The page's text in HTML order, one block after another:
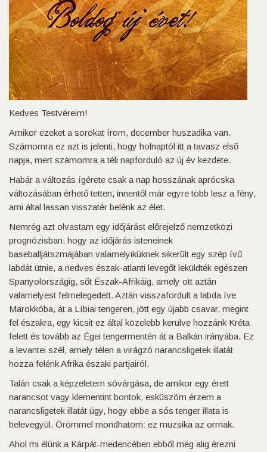
Kedves Testvéreim!
Amikor ezeket a sorokat írom, december huszadika van.
Számomra ez azt is jelenti, hogy holnaptól itt a tavasz első
napja, mert számomra a téli napforduló az új év kezdete.
Habár a változás ígérete csak a nap hosszának aprócska
változásában érhető tetten, innentől már egyre több lesz a fény,
ami által lassan visszatér belénk az élet.
Nemrég azt olvastam egy időjárást előrejelző nemzetközi
prognózisban, hogy az időjárás isteneinek
baseballjátszmájában valamelyiküknek sikerült egy szép ívű
labdát ütnie, a nedves észak-atlanti levegőt leküldték egészen
Spanyolországig, sőt Észak-Afrikáig, amely ott aztán
valamelyest felmelegedett. Aztán visszafordult a labda íve
Marokkóba, át a Líbiai tengeren, jött egy újabb csavar, megint
fel északra, egy kicsit ez által közelebb kerülve hozzánk Kréta
felett és tovább az Égei tengermentén át a Balkán irányába. Ez
a levantei szél, amely télen a virágzó narancsligetek illatát
hozza felénk Afrika északi partjairól.
Talán csak a képzeletem sóvárgása, de amikor egy érett
narancsot vagy klementint bontok, esküszöm érzem a
narancsligetek illatát úgy, hogy ebbe a sós tenger illata is
belevegyül. Örömmel mondhatom: ez muzsika az orrnak.
Ahol mi élünk a Kárpát-medencében ebből még alig érezni